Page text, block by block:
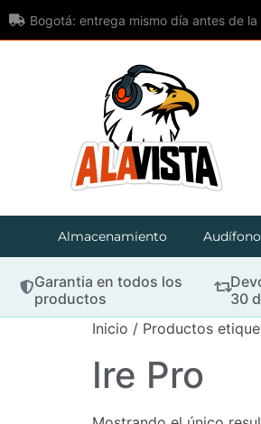
Bogotá: entrega mismo día antes de la
Almacenamiento
Garantia en todos los
productos
30
Inicio / Productos
Ire Pro